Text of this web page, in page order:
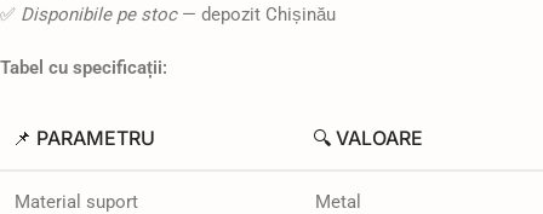
✅ Disponibile pe stoc— depozit Chișinău
Tabel cu specificații:
📌 PARAMETRU 🔍 VALOARE
Material suport Metal